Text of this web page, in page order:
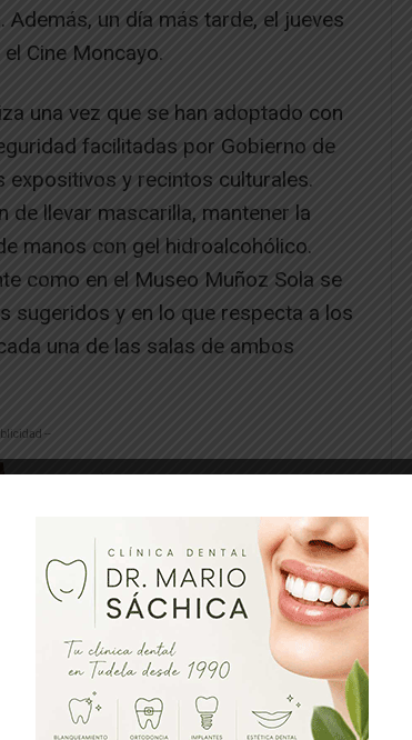
Además, un día más tarde, el jueves
Cine Moncayo.
una vez que se han adoptado con
facilitadas por Gobierno de
expositivos y recintos culturales.
de llevar mascarilla, mantener la
manos con gel hidroalcohólico.
como en el Museo Muñoz Sola se
sugeridos y en lo que respecta a los
una de las salas de ambos
--